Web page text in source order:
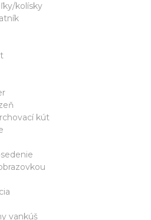
kolísky
kút
vankúš